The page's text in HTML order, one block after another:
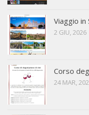
Viaggio in
2 GIU, 2026
Corso
24 MAR,